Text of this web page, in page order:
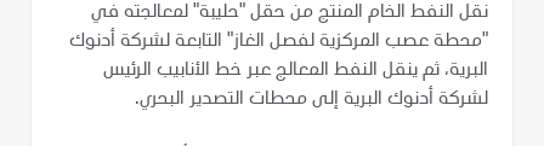
نقل النفط الخام المنتج من حقل "حليبة" لمعالجته في
"محطة عصب المركزية لفصل الغاز" التابعة لشركة أدنوك
البرية، ثم ينقل النفط المعالج عبر خط الأنابيب الرئيس
لشركة أدنوك البرية إلى محطات التصدير البحري.